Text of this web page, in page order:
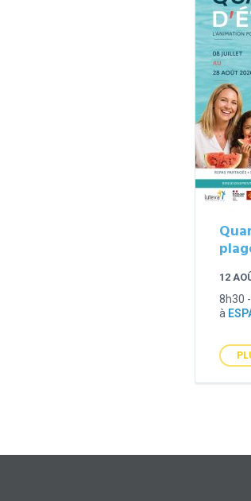
12
8h30
à